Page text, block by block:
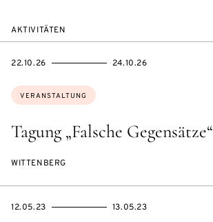
AKTIVITÄTEN
Tagung „Falsche Gegensätze“
Themen:
VERANSTALTUNG
EVENTBEGINSON
22.10.26
EVENTENDSON 24.10.26
WITTENBERG
EVENTBEGINSON
12.05.23
EVENTENDSON 13.05.23